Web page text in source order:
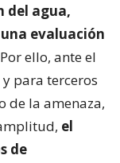
del agua,
evaluación
ello, ante el
para terceros
de la amenaza,
el
de